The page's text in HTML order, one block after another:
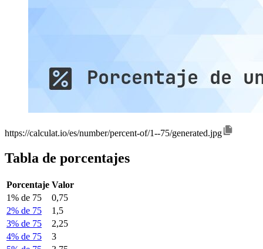
https://calculat.io/es/number/percent-of/1--75/generated.jpg
Tabla de porcentajes
Porcentaje Valor
1% de 75
0,75
2% de 75
1,5
3% de 75
2,25
4% de 75
3